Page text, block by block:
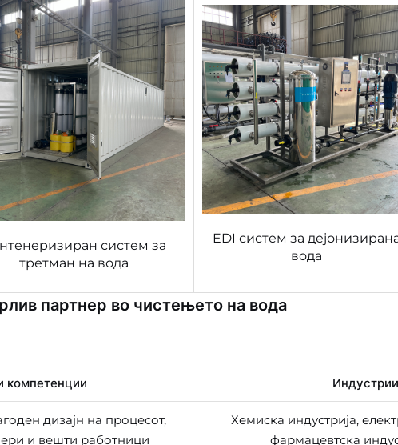
систем за
третман на вода
EDI систем за
вода
партнер во чистењето на вода
компетенции
дизајн на процесот,
и вешти работници
Хемиска индустрија,
фармацевтска